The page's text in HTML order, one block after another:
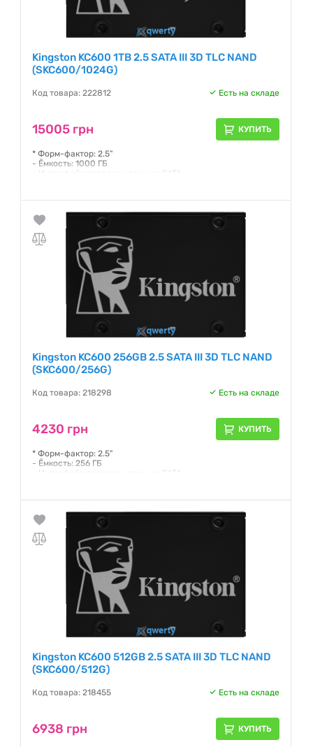
Kingston KC600 1TB 2.5 SATA III 3D TLC NAND
(SKC600/1024G)
Код товара: 222812 Есть на складе
15005 грн КУПИТЬ
* Форм-фактор: 2.5"
- Ёмкость: 1000 ГБ
- Интерфейс передачи данных: SATA
Гарантия:5 лет
Kingston KC600 256GB 2.5 SATA III 3D TLC NAND
(SKC600/256G)
Код товара: 218298 Есть на складе
4230 грн КУПИТЬ
* Форм-фактор: 2.5"
- Ёмкость: 256 ГБ
- Интерфейс передачи данных: SATA
Гарантия:36 месяцев
Kingston KC600 512GB 2.5 SATA III 3D TLC NAND
(SKC600/512G)
Код товара: 218455 Есть на складе
6938 грн КУПИТЬ